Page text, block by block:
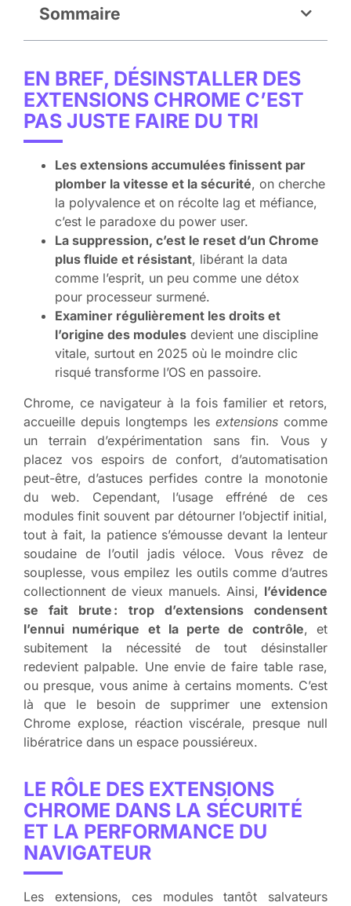
Sommaire
EN BREF, DÉSINSTALLER DES
EXTENSIONS CHROME C’EST
PAS JUSTE FAIRE DU TRI
Les extensions accumulées finissent par
plomber la vitesse et la sécurité, on cherche
la polyvalence et on récolte lag et méfiance,
c’est le paradoxe du power user.
La suppression, c’est le reset d’un Chrome
plus fluide et résistant, libérant la data
comme l’esprit, un peu comme une détox
pour processeur surmené.
Examiner régulièrement les droits et
l’origine des modules devient une discipline
vitale, surtout en 2025 où le moindre clic
risqué transforme l’OS en passoire.
Chrome, ce navigateur à la fois familier et retors,
accueille depuis longtemps les extensionscomme
un terrain d’expérimentation sans fin. Vous y
placez vos espoirs de confort, d’automatisation
peut-être, d’astuces perfides contre la monotonie
du web. Cependant, l’usage effréné de ces
modules finit souvent par détourner l’objectif initial,
tout à fait, la patience s’émousse devant la lenteur
soudaine de l’outil jadis véloce. Vous rêvez de
souplesse, vous empilez les outils comme d’autres
collectionnent de vieux manuels. Ainsi, l’évidence
se fait brute : trop d’extensions condensent
l’ennui numérique et la perte de contrôle, et
subitement la nécessité de tout désinstaller
redevient palpable. Une envie de faire table rase,
ou presque, vous anime à certains moments. C’est
là que le besoin de supprimer une extension
Chrome explose, réaction viscérale, presque null
libératrice dans un espace poussiéreux.
LE RÔLE DES EXTENSIONS
CHROME DANS LA SÉCURITÉ
ET LA PERFORMANCE DU
NAVIGATEUR
Les extensions, ces modules tantôt salvateurs